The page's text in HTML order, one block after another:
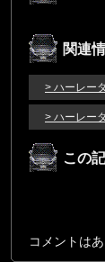
関連
> ハーレー
> ハーレー
この
コメントはあ